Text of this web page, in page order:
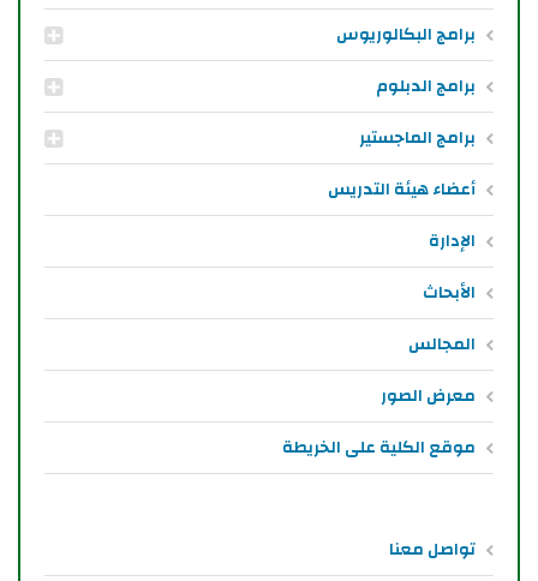
برامج البكالوريوس
برامج الدبلوم
برامج الماجستير
أعضاء هيئة التدريس
الإدارة
الأبحاث
المجالس
معرض الصور
موقع الكلية على الخريطة
تواصل معنا